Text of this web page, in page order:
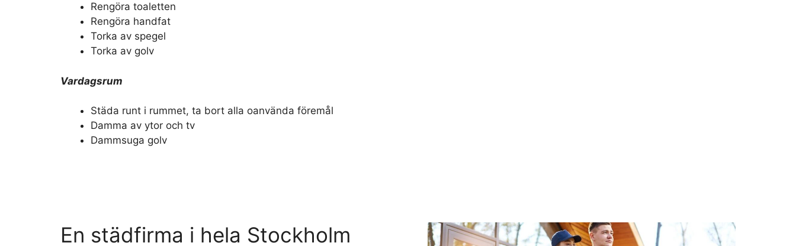
Rengöra toaletten
Rengöra handfat
Torka av spegel
Torka av golv
Vardagsrum
Städa runt i rummet, ta bort alla oanvända föremål
Damma av ytor och tv
Dammsuga golv
En städfirma i hela Stockholm